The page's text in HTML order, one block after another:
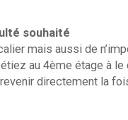
souhaité
mais aussi de
au 4ème étage à
directement la